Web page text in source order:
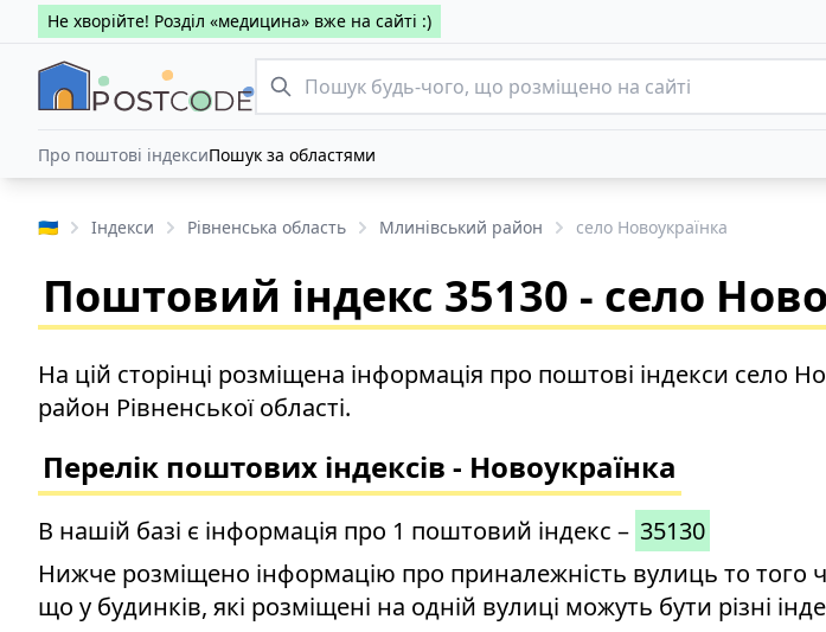
Не хворійте! Розділ «медицина» вже на сайті :)
Про поштові індексиПошук за областями
🇺🇦 Індекси Рівненська область Млинівський район село Новоукраїнка
Поштовий індекс 35130 - село
На цій сторінці розміщена інформація про поштові індекси село
район Рівненської області.
Перелік поштових індексів - Новоукраїнка
В нашій базі є інформація про 1 поштовий індекс – 35130
Нижче розміщено інформацію про приналежність вулиць то того
що у будинків, які розміщені на одній вулиці можуть бути різні